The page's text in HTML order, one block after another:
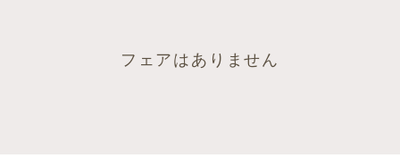
フェアはありません